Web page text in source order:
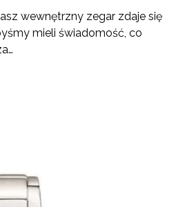
wewnętrzny zegar zdaje się
mieli świadomość, co